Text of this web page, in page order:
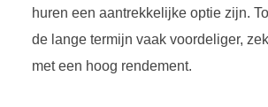
huren een aantrekkelijke optie zijn.
de lange termijn vaak voordeliger,
met een hoog rendement.